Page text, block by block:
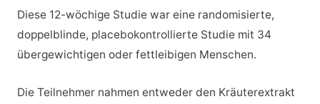
Diese 12-wöchige Studie war eine randomisierte,
doppelblinde, placebokontrollierte Studie mit 34
übergewichtigen oder fettleibigen Menschen.
Die Teilnehmer nahmen entweder den Kräuterextrakt